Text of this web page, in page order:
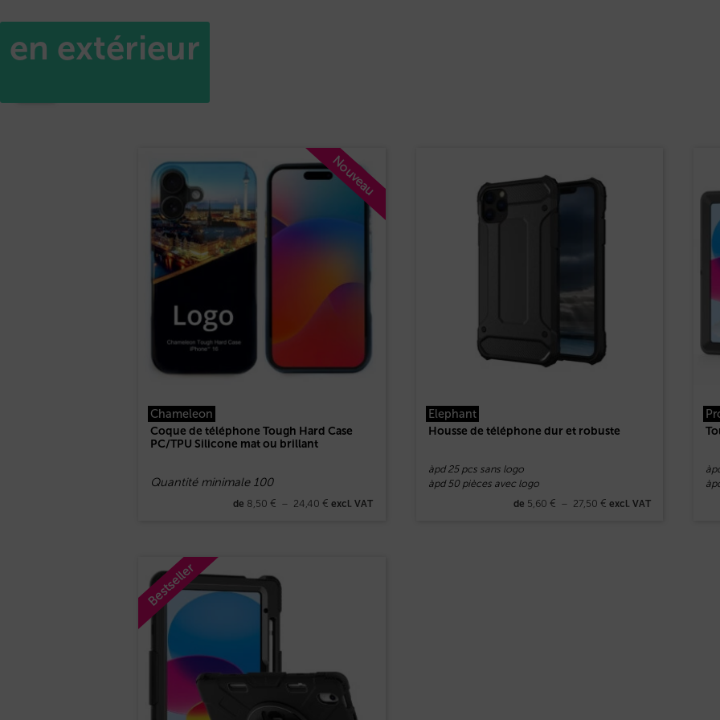
en extérieur
Nouveau
Chameleon
Coque de téléphone Tough Hard Case
PC/TPU Silicone mat ou brillant
Quantité minimale 100
de 8,50 € – 24,40 € excl. VAT
Elephant
Housse de téléphone dur et robuste
àpd 25 pcs sans logo
àpd 50 pièces avec logo
de 5,60 € – 27,50 € excl. VAT
Bestseller